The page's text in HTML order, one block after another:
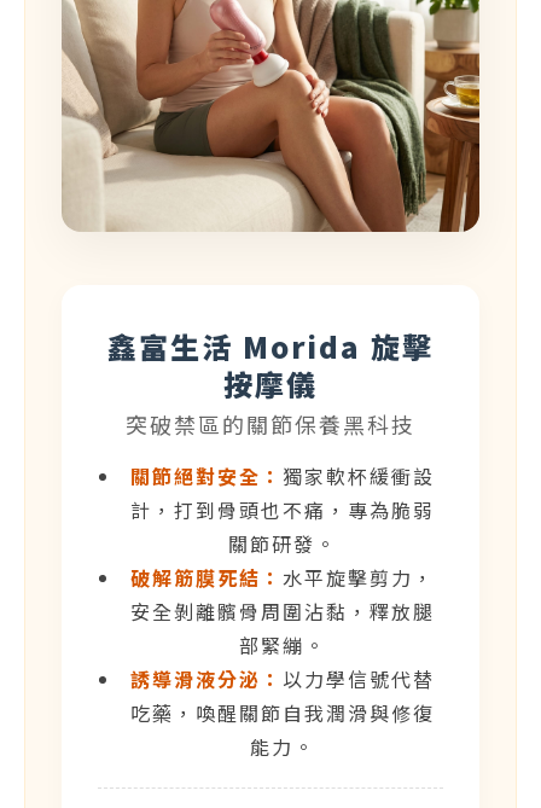
鑫富生活 Morida 旋擊
按摩儀
突破禁區的關節保養黑科技
關節絕對安全： 獨家軟杯緩衝設
計，打到骨頭也不痛，專為脆弱
關節研發。
破解筋膜死結： 水平旋擊剪力，
安全剝離髕骨周圍沾黏，釋放腿
部緊繃。
誘導滑液分泌： 以力學信號代替
吃藥，喚醒關節自我潤滑與修復
能力。